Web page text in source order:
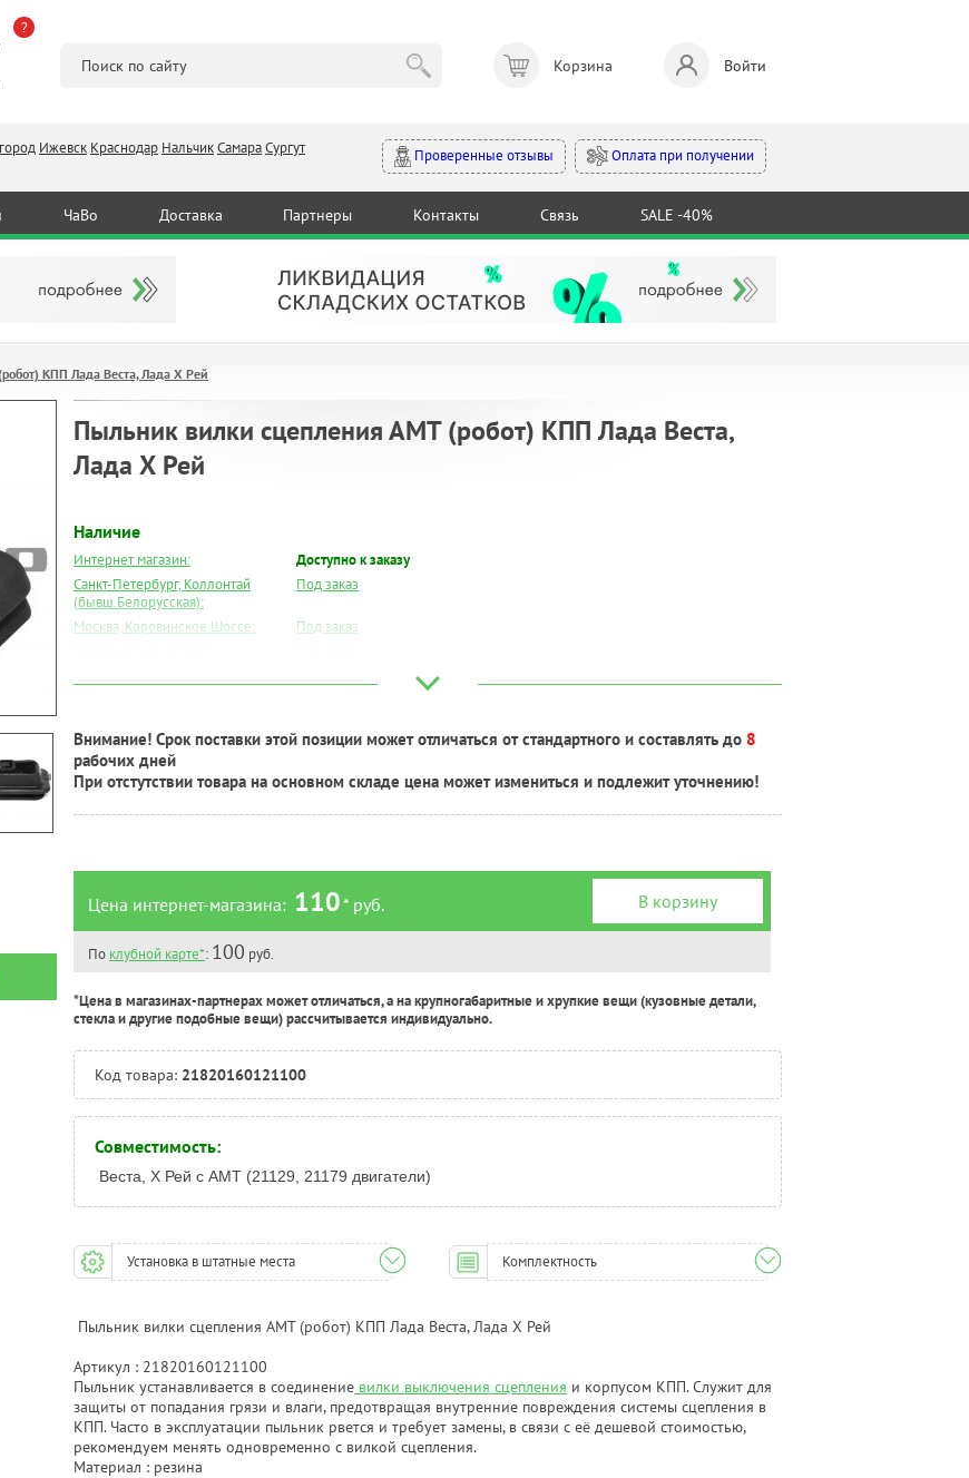
?
Корзина Войти
Ижевск Краснодар НальчикСамараСургут
Проверенные отзывы Оплата при получении
ЧаВо Доставка Партнеры Контакты Связь SALE -40%
КПП Лада Веста, Лада Х Рей
Пыльник вилки сцепления АМТ (робот) КПП Лада Веста,
Лада Х Рей
Наличие
Интернет магазин:
Доступно к заказу
Санкт-Петербург, Коллонтай
(бывш.Белорусская):
Под заказ
Москва, Коровинское Шоссе:
Под заказ
Самара:
Под заказ
Тверь:
Внимание! Срок поставки этой позиции может отличаться от стандартного и составлять до 8
рабочих дней
При отстутствии товара на основном складе цена может измениться и подлежит уточнению!
Цена интернет-магазина: 110* руб. В корзину
По клубной карте*: 100 руб.
*Цена в магазинах-партнерах может отличаться, а на крупногабаритные и хрупкие вещи (кузовные детали,
стекла и другие подобные вещи) рассчитывается индивидуально.
Код товара: 21820160121100
Совместимость:
Веста, Х Рей с АМТ (21129, 21179 двигатели)
Установка в штатные места Комплектность
Пыльник вилки сцепления АМТ (робот) КПП Лада Веста, Лада Х Рей
Артикул : 21820160121100
Пыльник устанавливается в соединение вилки выключения сцепления и корпусом КПП. Служит для
защиты от попадания грязи и влаги, предотвращая внутренние повреждения системы сцепления в
КПП. Часто в эксплуатации пыльник рвется и требует замены, в связи с её дешевой стоимостью,
рекомендуем менять одновременно с вилкой сцепления.
Материал : резина